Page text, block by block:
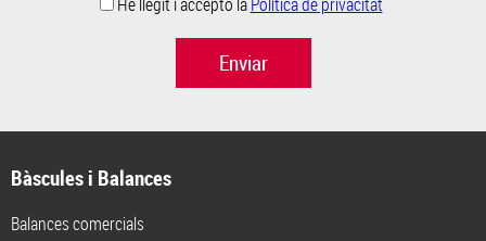
Enviar
Bàscules i Balances
Balances comercials